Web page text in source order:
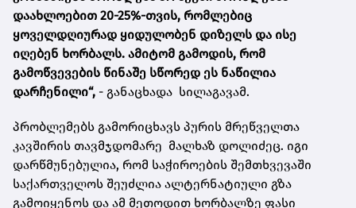
დაახლოებით 20-25%-თვის, რომლებიც
ყოველდღიურად ყიდულობენ დიზელს და ისე
იღებენ ხორბალს. ამიტომ გამოდის, რომ
გამოწვევების წინაშე სწორედ ეს ნაწილია
დარჩენილი“, - განაცხადა სილაგავამ.
პრობლემებს გამორიცხავს პურის მრეწველთა
კავშირის თავმჯდომარე მალხაზ დოლიძეც. იგი
დარწმუნებულია, რომ საჭიროების შემთხვევაში
საქართველოს შეუძლია ალტერნატიული გზა
გამოიყენოს და ამ მეთოდით ხორბალზე ფასი